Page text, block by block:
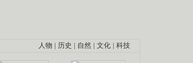
人物 历史 自然 文化 科技